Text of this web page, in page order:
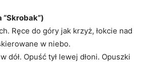
Ręce do góry jak krzyż, łokcie nad
w niebo.
dół. Opuść tył lewej dłoni. Opuszki